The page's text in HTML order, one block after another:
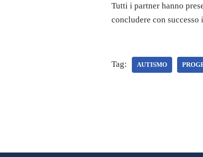
Tutti i partner hanno
concludere con
Tag: AUTISMO